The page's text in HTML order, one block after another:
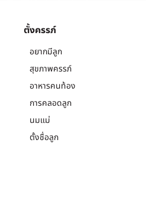
ตั้งครรภ์
อยากมีลูก
สุขภาพครรภ์
อาหารคนท้อง
การคลอดลูก
นมแม่
ตั้งชื่อลูก